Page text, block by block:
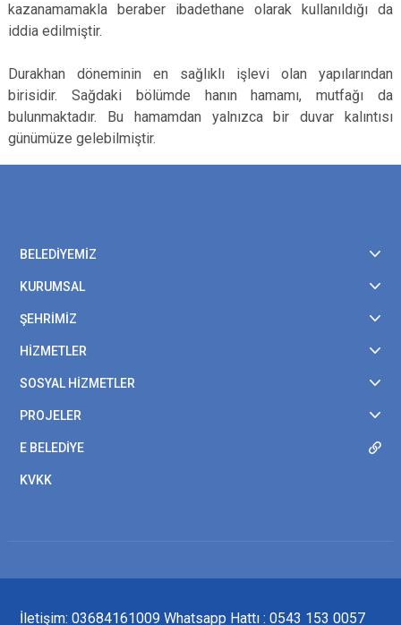
kazanamamakla beraber ibadethane olarak kullanıldığı da
iddia edilmiştir.
Durakhan döneminin en sağlıklı işlevi olan yapılarından
birisidir. Sağdaki bölümde hanın hamamı, mutfağı da
bulunmaktadır. Bu hamamdan yalnızca bir duvar kalıntısı
günümüze gelebilmiştir.
BELEDİYEMİZ
KURUMSAL
ŞEHRİMİZ
HİZMETLER
SOSYAL HİZMETLER
PROJELER
E BELEDİYE
KVKK
İletişim: 03684161009 Whatsapp Hattı : 0543 153 0057